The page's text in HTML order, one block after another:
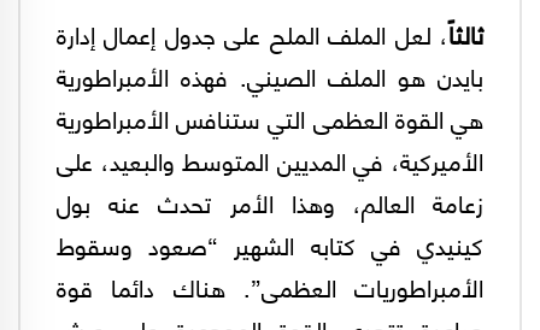
ثالثاً، لعل الملف الملح على جدول إعمال إدارة
بايدن هو الملف الصيني. فهذه الأمبراطورية
هي القوة العظمى التي ستنافس الأمبراطورية
الأميركية، في المديين المتوسط والبعيد، على
زعامة العالم، وهذا الأمر تحدث عنه بول
كينيدي في كتابه الشهير “صعود وسقوط
الأمبراطوريات العظمى”. هناك دائما قوة